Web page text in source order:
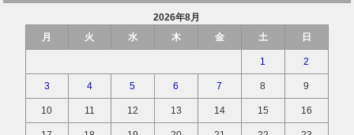
2026年8月
月
火 水 木 金 土 日
1 2
3 4 5 6 7 8 9
10 11 12 13 14 15 16